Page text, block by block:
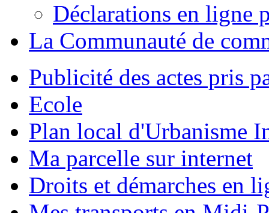
Déclarations en ligne
La Communauté de
Publicité des actes pris
Ecole
Plan local d'Urbanisme
Ma parcelle sur internet
Droits et démarches en